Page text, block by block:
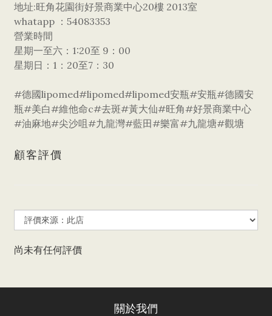
地址:旺角花園街好景商業中心20樓 2013室
whatapp ：54083353
營業時間
星期一至六：1:20至 9：00
星期日：1：20至7：30
#德國lipomed#lipomed#lipomed安瓶#安瓶#德國安
瓶#美白#維他命c#去斑#黃大仙#旺角#好景商業中心
#油麻地#尖沙咀#九龍灣#藍田#樂富#九龍塘#觀塘
顧客評價
尚未有任何評價
關於我們